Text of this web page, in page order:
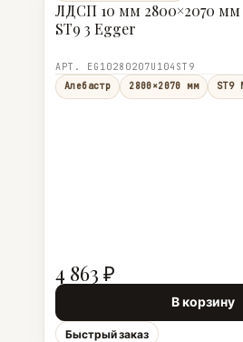
ЛДСП 10 мм 2800×2070 мм
ST9 3 Egger
АРТ. EG10280207U104ST9
Алебастр
2800×2070 мм ST9
4 863 ₽
В корзину
Быстрый заказ